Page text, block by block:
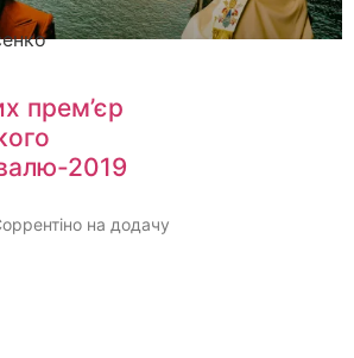
прем’єр
2019
на додачу